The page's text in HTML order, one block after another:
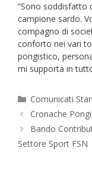
“Sono soddisfatto
campione sardo.
compagno di
conforto nei vari
pongistico,
mi supporta in
Categorie
Comunicati
Cronache
Bando
Settore Sport FSN